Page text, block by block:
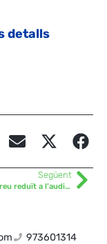
detalls
Següent
Entrades a preu reduït a l’auditori Enric Granados de Lleida
973601314